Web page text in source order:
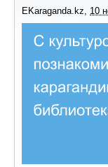
EKaraganda.kz 10